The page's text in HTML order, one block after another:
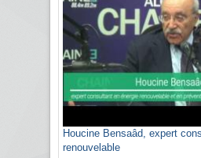
Houcine Bensaâd, expert
renouvelable